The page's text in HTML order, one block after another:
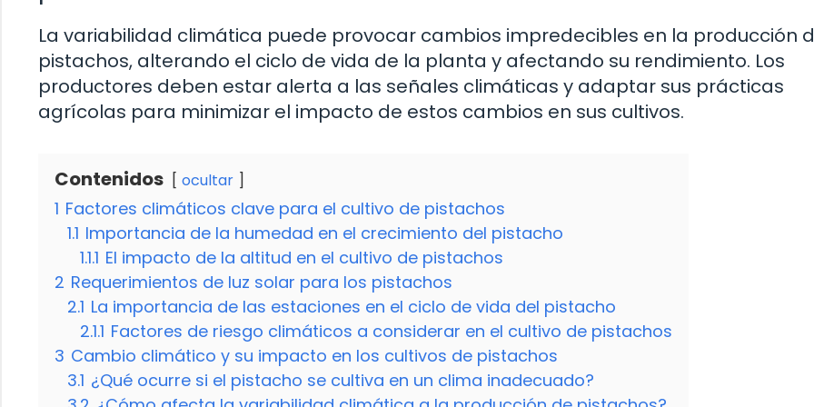
La variabilidad climática puede provocar cambios impredecibles en la producción
pistachos, alterando el ciclo de vida de la planta y afectando su rendimiento. Los
productores deben estar alerta a las señales climáticas y adaptar sus prácticas
agrícolas para minimizar el impacto de estos cambios en sus cultivos.
Contenidos ocultar
1 Factores climáticos clave para el cultivo de pistachos
1.1 Importancia de la humedad en el crecimiento del pistacho
1.1.1 El impacto de la altitud en el cultivo de pistachos
2 Requerimientos de luz solar para los pistachos
2.1 La importancia de las estaciones en el ciclo de vida del pistacho
2.1.1 Factores de riesgo climáticos a considerar en el cultivo de pistachos
3 Cambio climático y su impacto en los cultivos de pistachos
3.1 ¿Qué ocurre si el pistacho se cultiva en un clima inadecuado?